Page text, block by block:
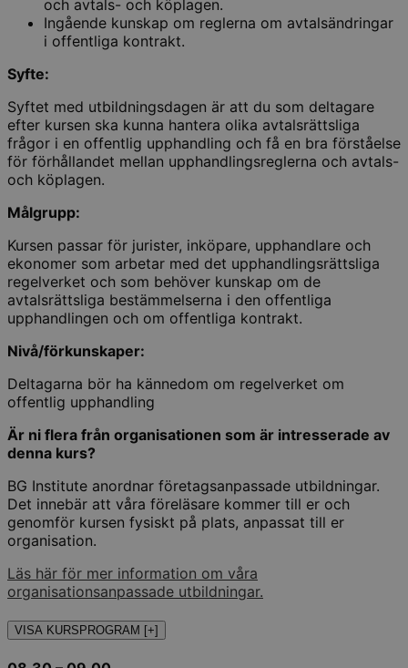
och avtals- och köplagen.
Ingående kunskap om reglerna om avtalsändringar
i offentliga kontrakt.
Syfte:
Syftet med utbildningsdagen är att du som deltagare
efter kursen ska kunna hantera olika avtalsrättsliga
frågor i en offentlig upphandling och få en bra förståelse
för förhållandet mellan upphandlingsreglerna och avtals-
och köplagen.
Målgrupp:
Kursen passar för jurister, inköpare, upphandlare och
ekonomer som arbetar med det upphandlingsrättsliga
regelverket och som behöver kunskap om de
avtalsrättsliga bestämmelserna i den offentliga
upphandlingen och om offentliga kontrakt.
Nivå/förkunskaper:
Deltagarna bör ha kännedom om regelverket om
offentlig upphandling
Är ni flera från organisationen som är intresserade av
denna kurs?
BG Institute anordnar företagsanpassade utbildningar.
Det innebär att våra föreläsare kommer till er och
genomför kursen fysiskt på plats, anpassat till er
organisation.
Läs här för mer information om våra
organisationsanpassade utbildningar.
VISA KURSPROGRAM [+]